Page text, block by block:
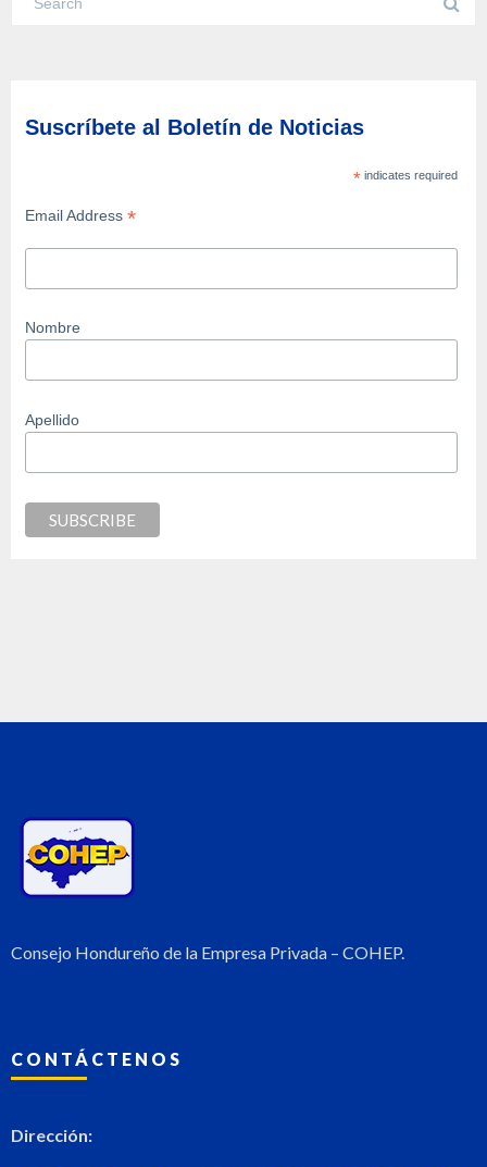
Suscríbete al Boletín de Noticias
* indicates required
Email Address *
Nombre
Apellido
Consejo Hondureño de la Empresa Privada – COHEP.
CONTÁCTENOS
Dirección: